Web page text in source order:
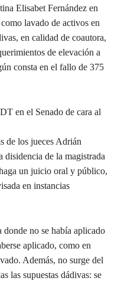
Elisabet Fernández en
lavado de activos en
en calidad de coautora,
de elevación a
consta en el fallo de 375
en el Senado de cara al
de los jueces Adrián
de la magistrada
un juicio oral y público,
en instancias
donde no se había aplicado
aplicado, como en
Además, no surge del
las supuestas dádivas: se